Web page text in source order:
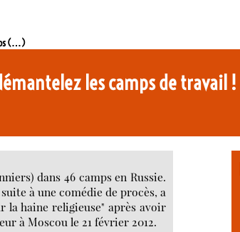
(…)
les camps de travail !
dans 46 camps en Russie.
à une comédie de procès, a
la haine religieuse" après avoir
à Moscou le 21 février 2012.